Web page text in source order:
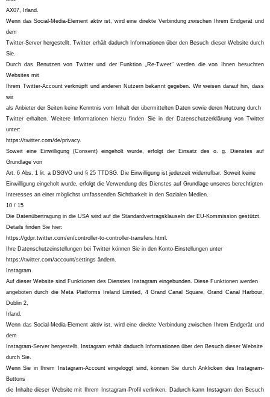
AX07, Irland.
Wenn das Social-Media-Element aktiv ist, wird eine direkte Verbindung zwischen Ihrem Endgerät und
dem
Twitter-Server hergestellt. Twitter erhält dadurch Informationen über den Besuch dieser Website durch
Sie.
Durch das Benutzen von Twitter und der Funktion „Re-Tweet“ werden die von Ihnen besuchten
Websites mit
Ihrem Twitter-Account verknüpft und anderen Nutzern bekannt gegeben. Wir weisen darauf hin, dass
wir
als Anbieter der Seiten keine Kenntnis vom Inhalt der übermittelten Daten sowie deren Nutzung durch
Twitter erhalten. Weitere Informationen hierzu finden Sie in der Datenschutzerklärung von Twitter
unter:
https://twitter.com/de/privacy.
Soweit eine Einwilligung (Consent) eingeholt wurde, erfolgt der Einsatz des o. g. Dienstes auf
Grundlage von
Art. 6 Abs. 1 lit. a DSGVO und § 25 TTDSG. Die Einwilligung ist jederzeit widerrufbar. Soweit keine
Einwilligung eingeholt wurde, erfolgt die Verwendung des Dienstes auf Grundlage unseres berechtigten
Interesses an einer möglichst umfassenden Sichtbarkeit in den Sozialen Medien.
10 / 15
Die Datenübertragung in die USA wird auf die Standardvertragsklauseln der EU-Kommission gestützt.
Details finden Sie hier:
https://gdpr.twitter.com/en/controller-to-controller-transfers.html.
Ihre Datenschutzeinstellungen bei Twitter können Sie in den Konto-Einstellungen unter
https://twitter.com/account/settings ändern.
Instagram
Auf dieser Website sind Funktionen des Dienstes Instagram eingebunden. Diese Funktionen werden
angeboten durch die Meta Platforms Ireland Limited, 4 Grand Canal Square, Grand Canal Harbour,
Dublin 2,
Irland.
Wenn das Social-Media-Element aktiv ist, wird eine direkte Verbindung zwischen Ihrem Endgerät und
dem
Instagram-Server hergestellt. Instagram erhält dadurch Informationen über den Besuch dieser Website
durch Sie.
Wenn Sie in Ihrem Instagram-Account eingeloggt sind, können Sie durch Anklicken des Instagram-
Buttons
die Inhalte dieser Website mit Ihrem Instagram-Profil verlinken. Dadurch kann Instagram den Besuch